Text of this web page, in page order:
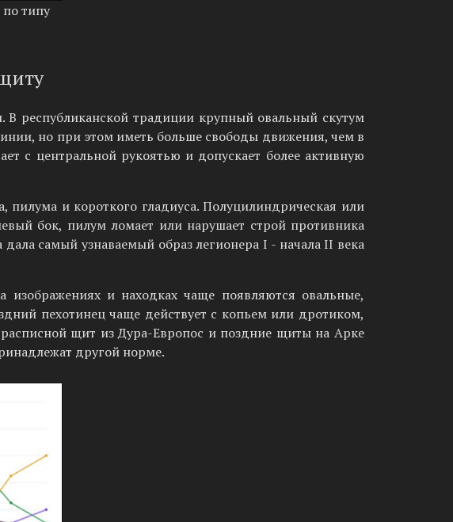
типу
В республиканской традиции крупный овальный скутум
но при этом иметь больше свободы движения, чем в
с центральной рукоятью и допускает более активную
пилума и короткого гладиуса. Полуцилиндрическая или
бок, пилум ломает или нарушает строй противника
самый узнаваемый образ легионера I - начала II века
и находках чаще появляются овальные,
пехотинец чаще действует с копьем или дротиком,
щит из Дура-Европос и поздние щиты на Арке
другой норме.